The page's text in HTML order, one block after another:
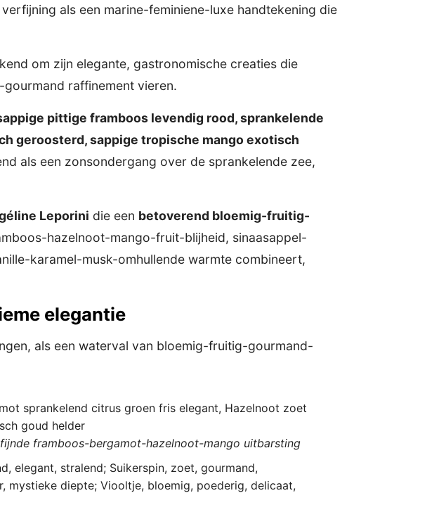
als een marine-feminiene-luxe handtekening die
om zijn elegante, gastronomische creaties die
raffinement vieren.
pittige framboos levendig rood, sprankelende
geroosterd, sappige tropische mango exotisch
als een zonsondergang over de sprankelende zee,
Leporini die een betoverend bloemig-fruitig-
hazelnoot-mango-fruit-blijheid, sinaasappel-
karamel-musk-omhullende warmte combineert,
elegantie
als een waterval van bloemig-fruitig-gourmand-
sprankelend citrus groen fris elegant, Hazelnoot zoet
goud helder
framboos-bergamot-hazelnoot-mango uitbarsting
elegant, stralend; Suikerspin, zoet, gourmand,
mystieke diepte; Viooltje, bloemig, poederig, delicaat,